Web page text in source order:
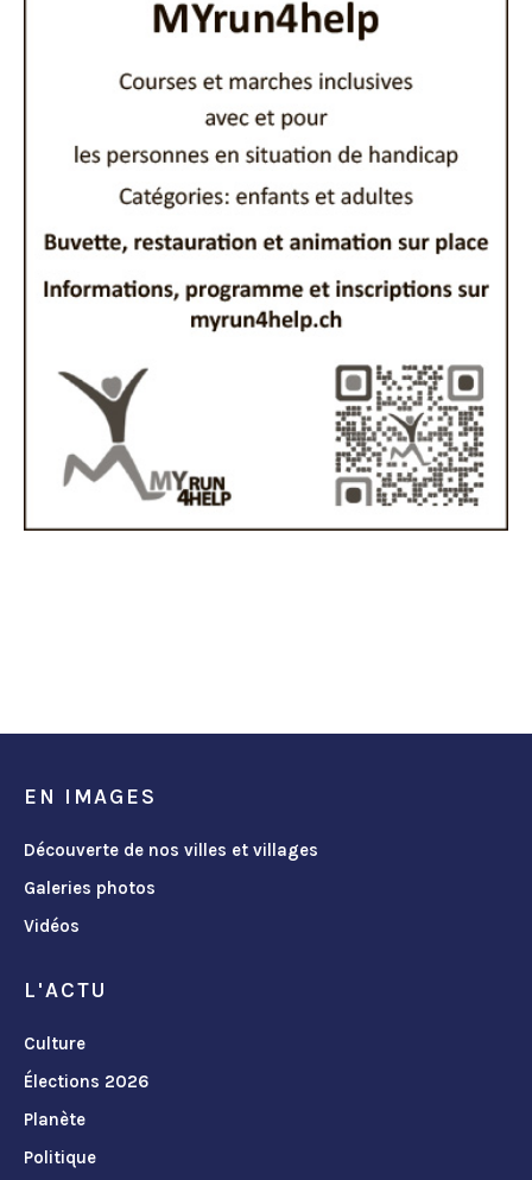
EN IMAGES
Découverte de nos villes et villages
Galeries photos
Vidéos
L'ACTU
Culture
Élections 2026
Planète
Politique